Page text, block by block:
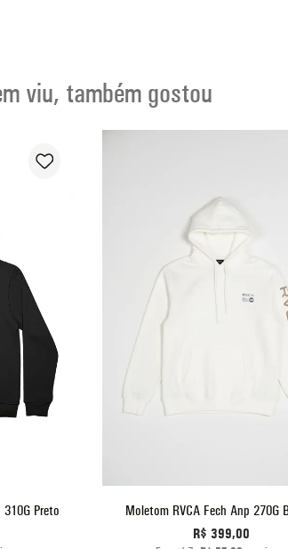
viu, também gostou
Preto
P
Moletom RVCA Fech Anp 270G
R$ 399,00